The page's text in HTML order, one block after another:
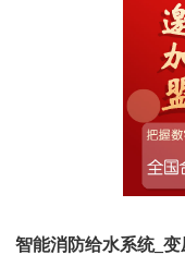
智能消防给水系统_